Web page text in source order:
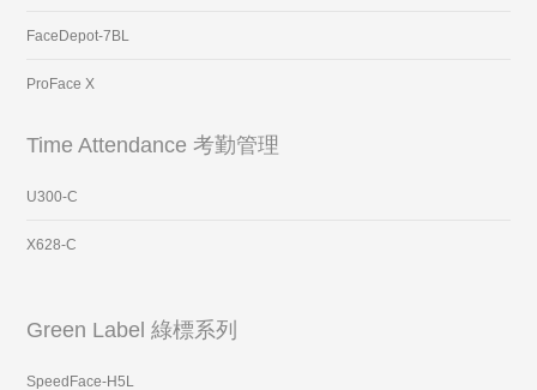
FaceDepot-7BL
ProFace X
Time Attendance 考勤管理
U300-C
X628-C
Green Label 綠標系列
SpeedFace-H5L